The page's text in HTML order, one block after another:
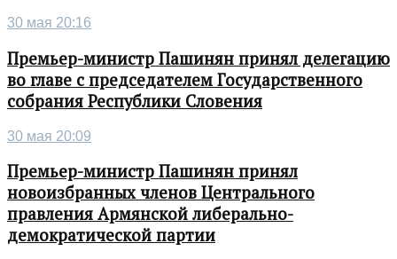
30 мая 20:16
Премьер-министр Пашинян принял делегацию
во главе с председателем Государственного
собрания Республики Словения
30 мая 20:09
Премьер-министр Пашинян принял
новоизбранных членов Центрального
правления Армянской либерально-
демократической партии